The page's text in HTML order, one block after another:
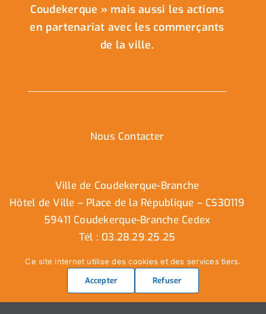
Coudekerque » mais aussi les actions
en partenariat avec les commerçants
de la ville.
Nous Contacter
Ville de Coudekerque-Branche
Hôtel de Ville – Place de la République – CS30119
59411 Coudekerque-Branche Cedex
Tél : 03.28.29.25.25
Nous contacter
Ce site internet utilise des cookies et des services tiers.
Accepter Refuser